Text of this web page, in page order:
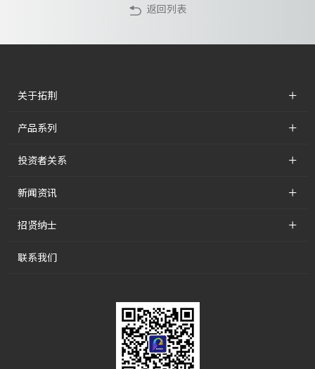
返回列表
关于拓荆 +
产品系列 +
投资者关系 +
新闻资讯 +
招贤纳士 +
联系我们